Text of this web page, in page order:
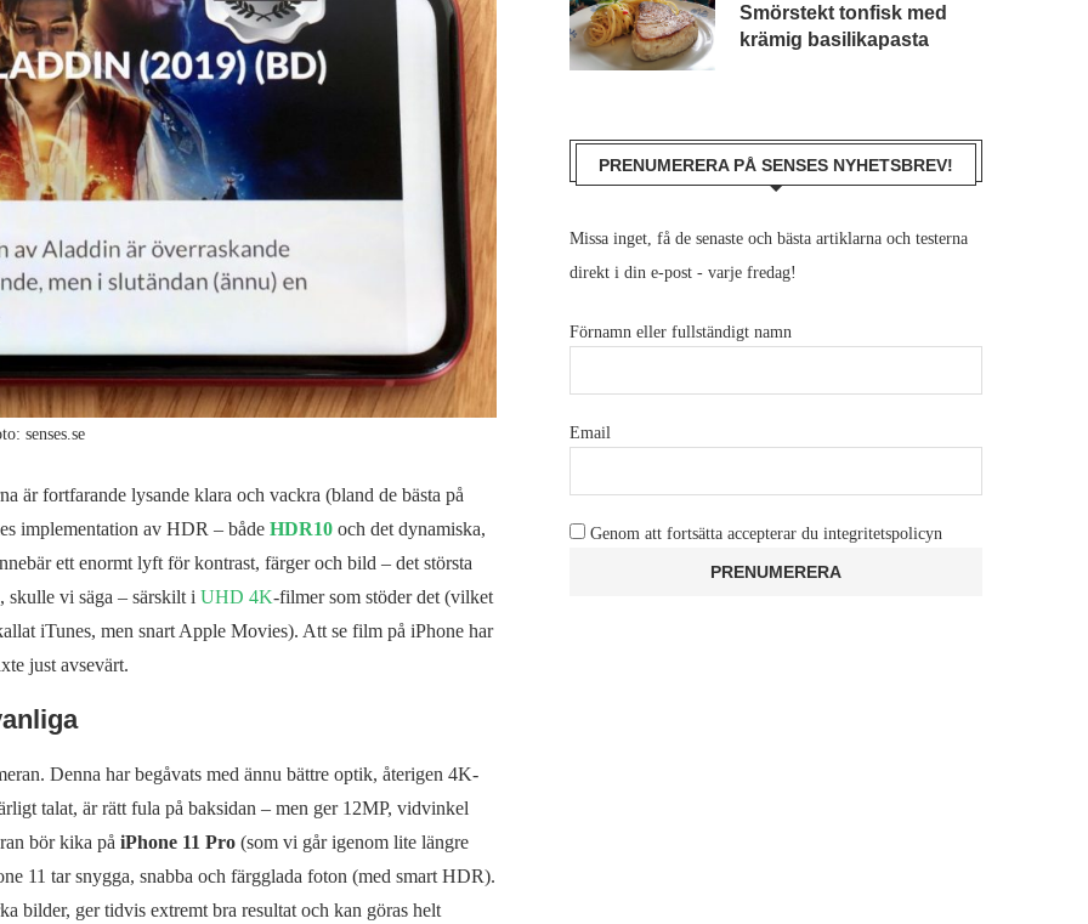
senses.se
är fortfarande lysande klara och vackra (bland de bästa på
implementation av HDR – både HDR10och det dynamiska,
ett enormt lyft för kontrast, färger och bild – det största
vi säga – särskilt i UHD 4K-filmer som stöder det (vilket
iTunes, men snart Apple Movies). Att se film på iPhone har
just avsevärt.
Denna har begåvats med ännu bättre optik, återigen 4K-
talat, är rätt fula på baksidan – men ger 12MP, vidvinkel
bör kika på iPhone 11 Pro(som vi går igenom lite längre
11 tar snygga, snabba och färgglada foton (med smart HDR).
bilder, ger tidvis extremt bra resultat och kan göras helt
Smörstekt tonfisk med
krämig basilikapasta
PRENUMERERA PÅ SENSES NYHETSBREV!
Missa inget, få de senaste och bästa artiklarna och testerna
direkt i din e-post - varje fredag!
Förnamn eller fullständigt namn
Email
Genom att fortsätta accepterar du integritetspolicyn